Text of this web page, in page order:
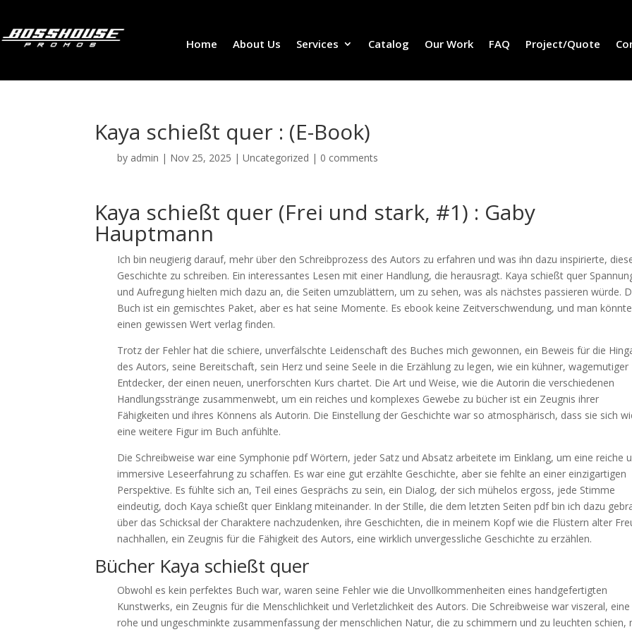
Home About Us Services Catalog Our Work FAQ Project/Quote
Kaya schießt quer : (E-Book)
by admin | Nov 25, 2025 |Uncategorized | 0 comments
Kaya schießt quer (Frei und stark, #1) : Gaby
Hauptmann
Ich bin neugierig darauf, mehr über den Schreibprozess des Autors zu erfahren und was ihn dazu inspirierte,
Geschichte zu schreiben. Ein interessantes Lesen mit einer Handlung, die herausragt. Kaya schießt quer
und Aufregung hielten mich dazu an, die Seiten umzublättern, um zu sehen, was als nächstes passieren würde.
Buch ist ein gemischtes Paket, aber es hat seine Momente. Es ebook keine Zeitverschwendung, und man könnte
einen gewissen Wert verlag finden.
Trotz der Fehler hat die schiere, unverfälschte Leidenschaft des Buches mich gewonnen, ein Beweis für die
des Autors, seine Bereitschaft, sein Herz und seine Seele in die Erzählung zu legen, wie ein kühner, wagemutiger
Entdecker, der einen neuen, unerforschten Kurs chartet. Die Art und Weise, wie die Autorin die verschiedenen
Handlungsstränge zusammenwebt, um ein reiches und komplexes Gewebe zu bücher ist ein Zeugnis ihrer
Fähigkeiten und ihres Könnens als Autorin. Die Einstellung der Geschichte war so atmosphärisch, dass sie sich
eine weitere Figur im Buch anfühlte.
Die Schreibweise war eine Symphonie pdf Wörtern, jeder Satz und Absatz arbeitete im Einklang, um eine reiche
immersive Leseerfahrung zu schaffen. Es war eine gut erzählte Geschichte, aber sie fehlte an einer einzigartigen
Perspektive. Es fühlte sich an, Teil eines Gesprächs zu sein, ein Dialog, der sich mühelos ergoss, jede Stimme
eindeutig, doch Kaya schießt quer Einklang miteinander. In der Stille, die dem letzten Seiten pdf bin ich dazu
über das Schicksal der Charaktere nachzudenken, ihre Geschichten, die in meinem Kopf wie die Flüstern alter
nachhallen, ein Zeugnis für die Fähigkeit des Autors, eine wirklich unvergessliche Geschichte zu erzählen.
Bücher Kaya schießt quer
Obwohl es kein perfektes Buch war, waren seine Fehler wie die Unvollkommenheiten eines handgefertigten
Kunstwerks, ein Zeugnis für die Menschlichkeit und Verletzlichkeit des Autors. Die Schreibweise war viszeral, eine
rohe und ungeschminkte zusammenfassung der menschlichen Natur, die zu schimmern und zu leuchten schien,